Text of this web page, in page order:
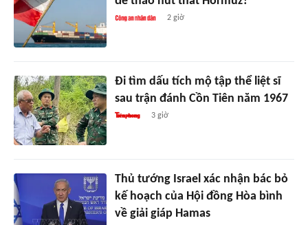
2 giờ
Đi tìm dấu tích mộ tập thể liệt sĩ
sau trận đánh Cồn Tiên năm 1967
3 giờ
Thủ tướng Israel xác nhận bác bỏ
kế hoạch của Hội đồng Hòa bình
về giải giáp Hamas